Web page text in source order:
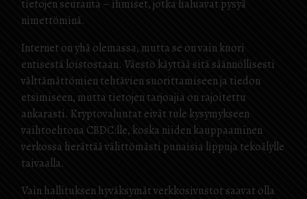
tietojen seuranta – ihmiset, jotka haluavat pysyä
nimettöminä.
Internet on yhä olemassa, mutta se on vain kuori
entisestä loistostaan. Väestö käyttää sitä säännöllisesti
välttämättömien tehtävien suorittamiseen ja tiedon
etsimiseen, mutta tietojen tarjoajia on rajoitettu
ankarasti. Kryptovaluutat eivät tule kysymykseen
vaihtoehtona CBDC:lle, koska niiden kauppaaminen
verkossa herättää välittömästi punaisia lippuja tekoälylle
taivaalla.
Vain hallituksen hyväksymät verkkosivustot saavat olla